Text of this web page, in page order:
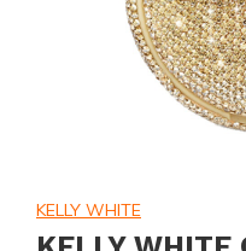
KELLY WHITE